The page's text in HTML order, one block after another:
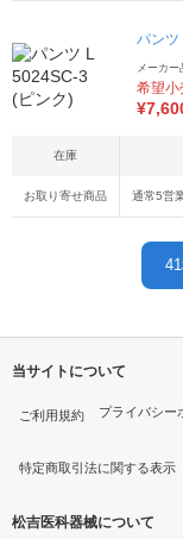
パン
メーカー
希望小
¥
在庫
お取り寄せ商品 通常5営
41
当サイトについて
ご利用規約 プライバシー
特定商取引法に関する表示
松吉医科器械について